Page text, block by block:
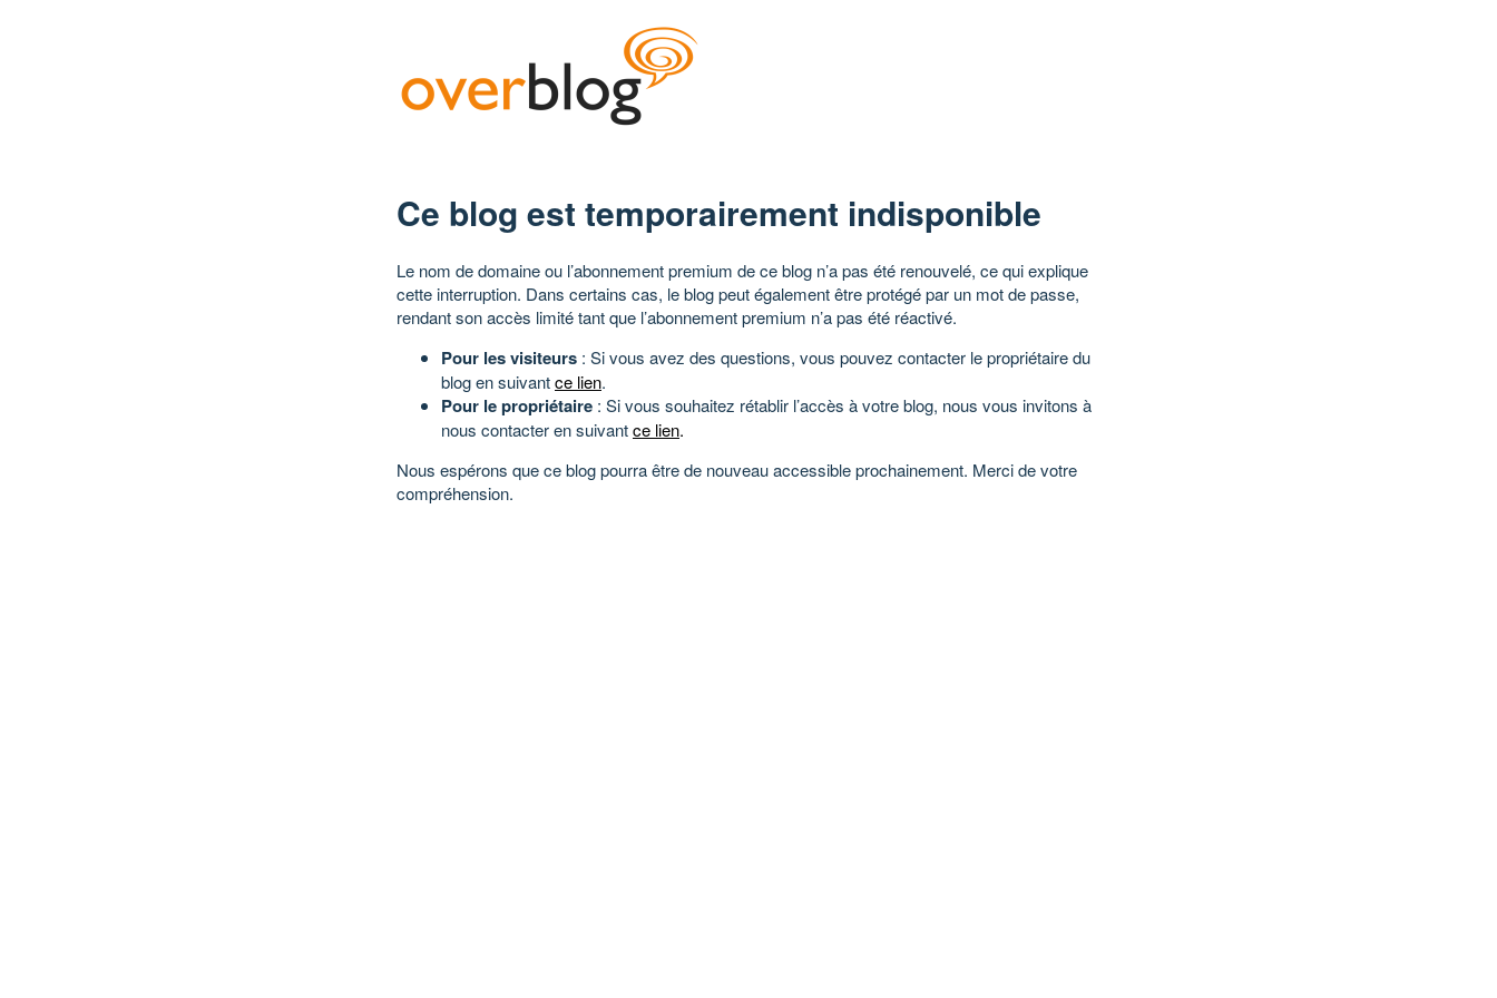
Ce blog est temporairement indisponible
Le nom de domaine ou l’abonnement premium de ce blog n’a pas été renouvelé, ce qui explique
cette interruption. Dans certains cas, le blog peut également être protégé par un mot de passe,
rendant son accès limité tant que l’abonnement premium n’a pas été réactivé.
Pour les visiteurs : Si vous avez des questions, vous pouvez contacter le propriétaire du
blog en suivantce lien.
Pour le propriétaire : Si vous souhaitez rétablir l’accès à votre blog, nous vous invitons à
nous contacter en suivantce lien.
Nous espérons que ce blog pourra être de nouveau accessible prochainement. Merci de votre
compréhension.